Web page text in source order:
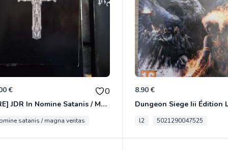
€ 0
[RARE] JDR In Nomine Satanis / Magna Veritas – 1ère Édition BOÎTE (DOS BLANC, 1989) - CROC / Siroz
satanis / magna veritas
8.90 €
l2 5021290047525